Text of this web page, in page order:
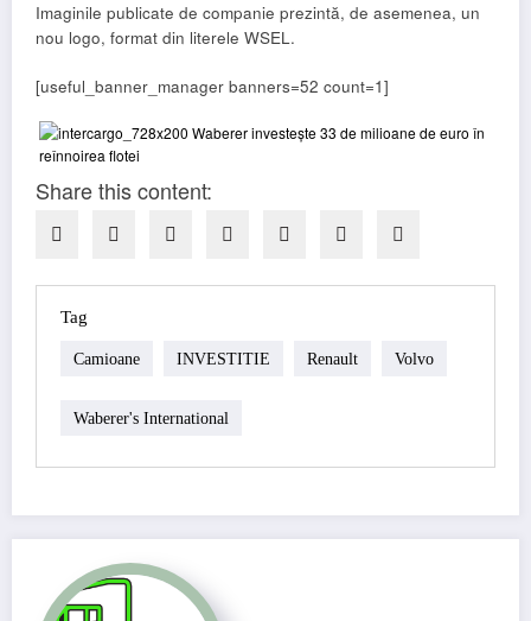
Imaginile publicate de companie prezintă, de asemenea, un
nou logo, format din literele WSEL.
[useful_banner_manager banners=52 count=1]
Share this content:
Tag
Camioane INVESTITIE Renault Volvo
Waberer's International